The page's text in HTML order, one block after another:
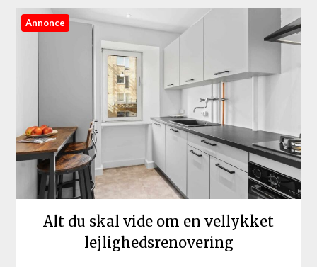
Annonce
Alt du skal vide om en vellykket
lejlighedsrenovering